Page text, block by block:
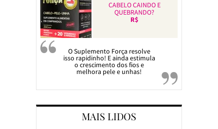
CABELO CAINDO E
QUEBRANDO?
R$
O Suplemento Força resolve
isso rapidinho! E ainda estimula
o crescimento dos fios e
melhora pele e unhas!
MAIS LIDOS